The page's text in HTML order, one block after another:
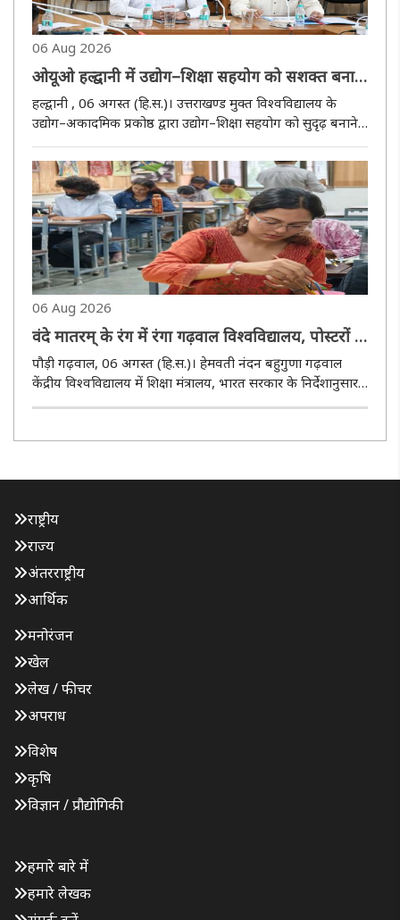
06 Aug 2026
ओयूओ हल्द्वानी में उद्योग–शिक्षा सहयोग को सशक्त बनाने
में उद्योगों की भूमिका पर मंथन
हल्द्वानी , 06 अगस्त (हि.स.)। उत्तराखण्ड मुक्त विश्वविद्यालय के
उद्योग–अकादमिक प्रकोष्ठ द्वारा उद्योग–शिक्षा सहयोग को सुदृढ़ बनाने
में उद्योगों की भूमिका विषय पर एक विचार-विमर्श का आयोजन किया
गया। कार्यक्रम का उद्देश्य उद्योग जगत एवं उच्च शिक्ष..
06 Aug 2026
वंदे मातरम् के रंग में रंगा गढ़वाल विश्वविद्यालय, पोस्टरों में
झलका राष्ट्रप्रेम
पौड़ी गढ़वाल, 06 अगस्त (हि.स.)। हेमवती नंदन बहुगुणा गढ़वाल
केंद्रीय विश्वविद्यालय में शिक्षा मंत्रालय, भारत सरकार के निर्देशानुसार
''वंदे मातरम् : राष्ट्रीय गीत के 150 वर्ष का स्मरणोत्सव'' के तहत
राष्ट्रीय
राज्य
अंतरराष्ट्रीय
आर्थिक
मनोरंजन
खेल
लेख / फीचर
अपराध
विशेष
कृषि
विज्ञान / प्रौद्योगिकी
हमारे बारे में
हमारे लेखक